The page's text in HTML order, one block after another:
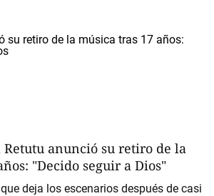
Retutu anunció su retiro de la
"Decido seguir a Dios"
deja los escenarios después de casi